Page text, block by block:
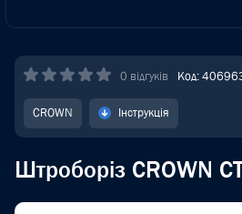
0 відгуків Код:
CROWN Інструкція
Штроборіз CROWN